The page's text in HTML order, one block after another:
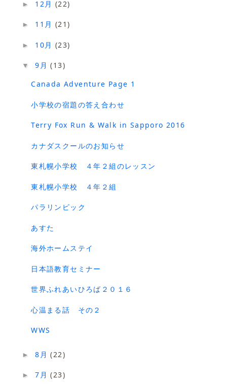
► 12月 (22)
► 11月 (21)
► 10月 (23)
▼9月(13)
Canada Adventure Page 1
小学校の宿題の答え合わせ
Terry Fox Run & Walk in Sapporo 2016
カナダスクールのお知らせ
東札幌小学校 ４年２組のレッスン
東札幌小学校 ４年２組
パラリンピック
あすた
海外ホームステイ
日本語教育セミナー
世界ふれあいひろば２０１６
心温まる話 その２
WWS
►8月(22)
►7月(23)